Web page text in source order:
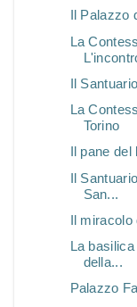
Il Palazzo
La
Il
La
Torino
Il pane
Il
San...
Il miracolo
La
della...
Palazzo